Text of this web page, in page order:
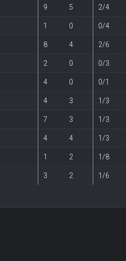
9 5 2/4
1 0 0/4
8 4 2/6
2 0 0/3
4 0 0/1
4 3 1/3
7 3 1/3
4 4 1/3
1 2 1/8
3 2 1/6